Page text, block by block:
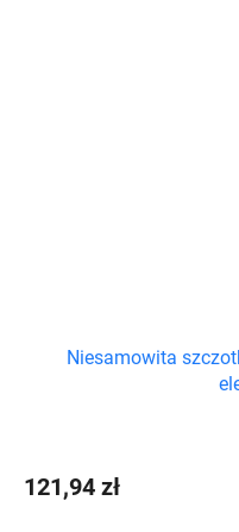
Niesamowita
121,94 zł